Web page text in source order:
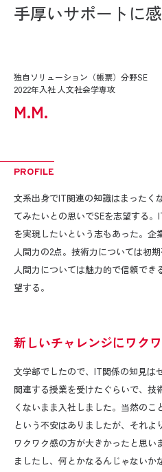
手厚いサポートに
独自ソリューション（帳票）分野SE
2022年入社 人文社会学専攻
M.M.
PROFILE
文系出身でIT関連の知識はまったく
てみたいとの思いでSEを志望する
を実現したいという志もあった。企
人間力の2点。技術力については初
人間力については魅力的で信頼で
望する。
新しいチャレンジにワク
文学部でしたので、 IT関係の知見は
関連する授業を受けたぐらいで、技
くないまま入社しました。当然の
という不安はありましたが、それ
ワクワク感の方が大きかったと思い
ましたし、何とかなるんじゃないか